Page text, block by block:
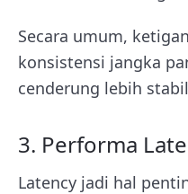
Secara umum,
konsistensi jangka
cenderung lebih
3. Performa
Latency jadi hal